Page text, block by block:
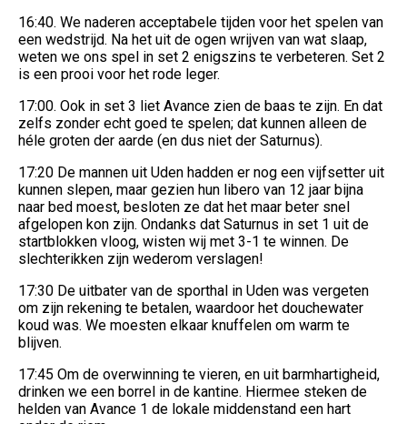
16:40. We naderen acceptabele tijden voor het spelen van
een wedstrijd. Na het uit de ogen wrijven van wat slaap,
weten we ons spel in set 2 enigszins te verbeteren. Set 2
is een prooi voor het rode leger.
17:00. Ook in set 3 liet Avance zien de baas te zijn. En dat
zelfs zonder echt goed te spelen; dat kunnen alleen de
héle groten der aarde (en dus niet der Saturnus).
17:20 De mannen uit Uden hadden er nog een vijfsetter uit
kunnen slepen, maar gezien hun libero van 12 jaar bijna
naar bed moest, besloten ze dat het maar beter snel
afgelopen kon zijn. Ondanks dat Saturnus in set 1 uit de
startblokken vloog, wisten wij met 3-1 te winnen. De
slechterikken zijn wederom verslagen!
17:30 De uitbater van de sporthal in Uden was vergeten
om zijn rekening te betalen, waardoor het douchewater
koud was. We moesten elkaar knuffelen om warm te
blijven.
17:45 Om de overwinning te vieren, en uit barmhartigheid,
drinken we een borrel in de kantine. Hiermee steken de
helden van Avance 1 de lokale middenstand een hart